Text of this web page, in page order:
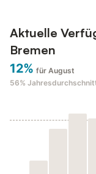
Aktuelle
Bremen
12% für August
56%